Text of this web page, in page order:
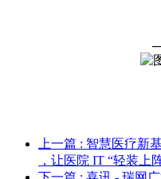
上一篇 : 智慧医疗新
，让医院 IT “轻装上